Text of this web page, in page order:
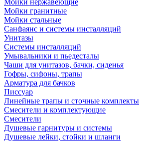
Мойки нержавеющие
Мойки гранитные
Мойки стальные
Санфаянс и системы инсталляций
Унитазы
Системы инсталляций
Умывальники и пьедесталы
Чаши для унитазов, бачки, сиденья
Гофры, сифоны, трапы
Арматура для бачков
Писсуар
Линейные трапы и сточные комплекты
Смесители и комплектующие
Смесители
Душевые гарнитуры и системы
Душевые лейки, стойки и шланги